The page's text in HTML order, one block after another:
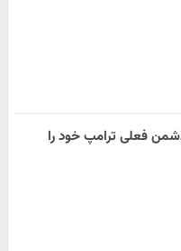
فعلی ترامپ خود را